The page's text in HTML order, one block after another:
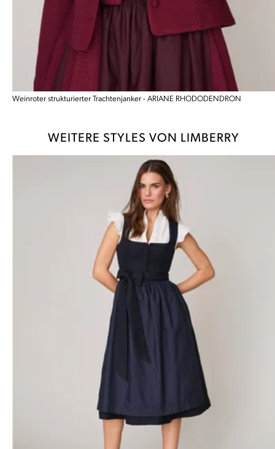
Weinroter strukturierter Trachtenjanker - ARIANE RHODODENDRON
WEITERE STYLES VON LIMBERRY